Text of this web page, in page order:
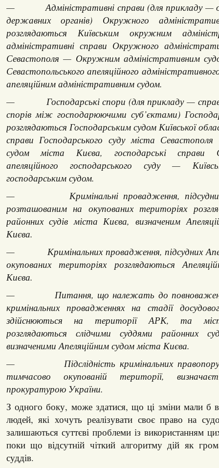
— Адміністративні справи (для прикладу —
державних органів) Окружного
розглядаються Київським окружним
адміністративні справи Окружного
Севастополя — Окружним адміністративним
Севастопольського апеляційного
апеляційним адміністративним судом.
— Господарські спори (для прикладу —
спорів між господарюючими суб’єктами)
розглядаються Господарським судом Київської
справи Господарського суду міста
судом міста Києва, господарські справи
апеляційного господарського суду —
господарським судом.
— Кримінальні провадження, підсудних
розташованим на окупованих територіях
районних судів міста Києва, визначеним
Києва.
— Кримінальних провадження, підсудних
окупованих територіях розглядаються
Києва.
— Питання, що належать до повноважень
кримінальних провадженнях на стадії
здійснюються на території АРК, та
розглядаються слідчими суддями районних
визначеними Апеляційним судом міста Києва.
— Підслідність кримінальних
тимчасово окупованій території,
прокуратурою України.
З одного боку, може здатися, що ці зміни мали б
людей, які хочуть реалізувати своє право на
залишаються суттєві проблеми із використанням
поки що відсутній чіткий алгоритму дій як
суддів.